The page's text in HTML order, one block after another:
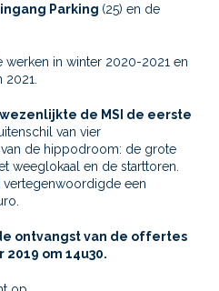
ingang Parking (25) en de
werken in winter 2020-2021 en
de MSI de eerste
van vier
de hippodroom: de grote
weeglokaal en de starttoren.
vertegenwoordigde een
ontvangst van de offertes
om 14u30.